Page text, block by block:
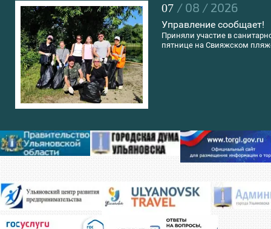
07 / 08 / 2026
Управление сообщает!
Приняли участие в
пятнице на Свияжском